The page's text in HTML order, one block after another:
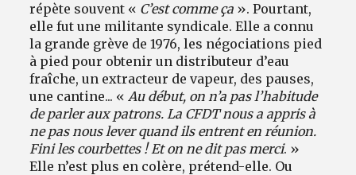
répète souvent « C’est comme ça ». Pourtant,
elle fut une militante syndicale. Elle a connu
la grande grève de 1976, les négociations pied
à pied pour obtenir un distributeur d’eau
fraîche, un extracteur de vapeur, des pauses,
une cantine... «Au début, on n’a pas l’habitude
de parler aux patrons. La CFDT nous a appris à
ne pas nous lever quand ils entrent en réunion.
Fini les courbettes ! Et on ne dit pas merci. »
Elle n’est plus en colère, prétend-elle. Ou